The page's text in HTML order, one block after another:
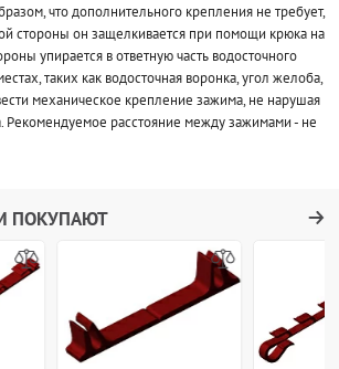
что дополнительного крепления не требует,
стороны он защелкивается при помощи крюка на
упирается в ответную часть водосточного
таких как водосточная воронка, угол желоба,
механическое крепление зажима, не нарушая
Рекомендуемое расстояние между зажимами - не
ПОКУПАЮТ